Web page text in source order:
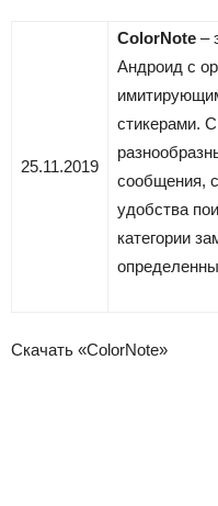
25.11.2019
ColorNote –
Андроид с
стикерами.
сообщения,
удобства
категории
Скачать «ColorNote»